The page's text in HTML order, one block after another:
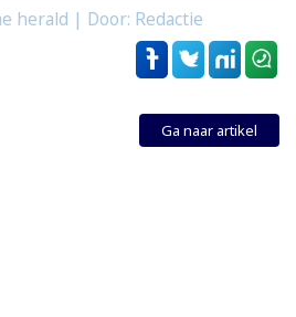
herald | Door: Redactie
Ga naar artikel